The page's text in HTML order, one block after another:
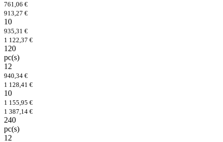
761,06 €
913,27 €
10
935,31 €
1 122,37 €
120
pc(s)
12
940,34 €
1 128,41 €
10
1 155,95 €
1 387,14 €
240
pc(s)
12